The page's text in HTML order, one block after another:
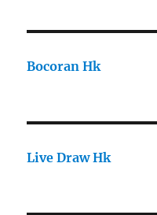
Bocoran Hk
Live Draw Hk